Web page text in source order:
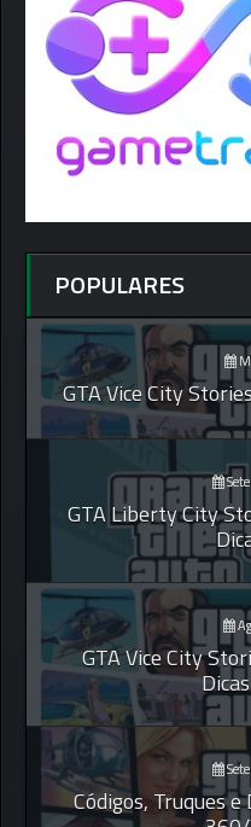
POPULARES
GTA Vice City
GTA Liberty City
GTA Vice City
Códigos, Truques e